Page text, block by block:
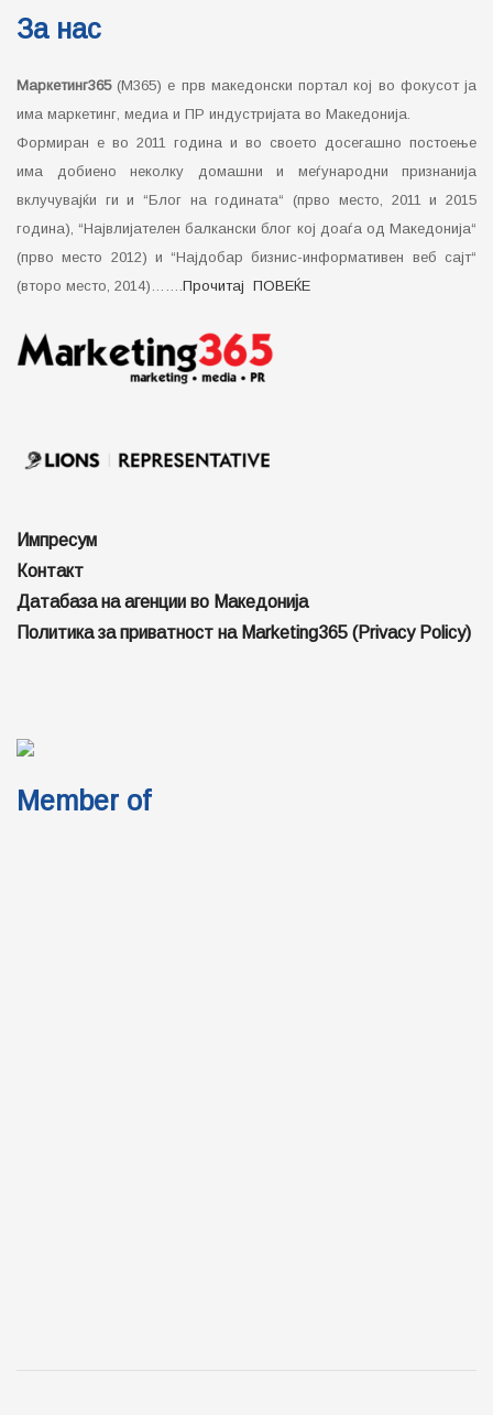
За нас
Маркетинг365(М365) е прв македонски портал кој во фокусот ја
има маркетинг, медиа и ПР индустријата во Македонија.
Формиран е во 2011 година и во своето досегашно постоење
има добиено неколку домашни и меѓународни признанија
вклучувајќи ги и “Блог на годината“ (прво место, 2011 и 2015
година), “Највлијателен балкански блог кој доаѓа од Македонија“
(прво место 2012) и “Најдобар бизнис-информативен веб сајт“
(второ место, 2014)…….Прочитај ПОВЕЌЕ
Импресум
Контакт
Датабаза на агенции во Македонија
Политика за приватност на Marketing365 (Privacy Policy)
Member of